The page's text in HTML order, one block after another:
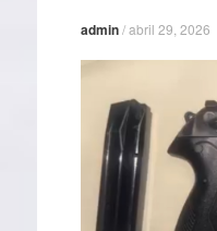
admin/abril 29, 2026